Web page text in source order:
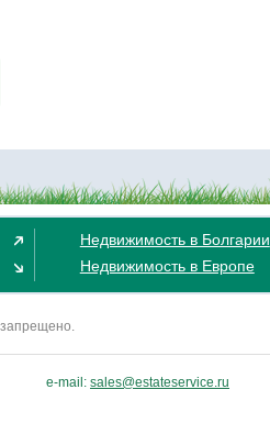
Недвижимость в Болгарии
Недвижимость в Европе
e-mail: sales@estateservice.ru